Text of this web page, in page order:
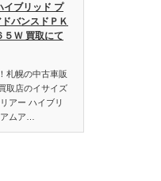
イブリッド プ
バンスドＰＫ
５Ｗ 買取にて
札幌の中古車販
取店のイサイズ
アー ハイブリ
ムア…